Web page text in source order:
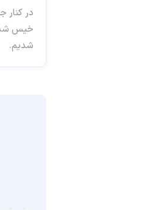
در کنار
خیس شده
شدیم.